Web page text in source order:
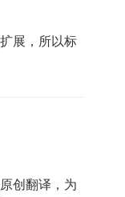
展，所以标
创翻译，为